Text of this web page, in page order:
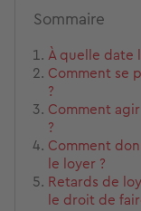
Sommaire
À quelle date
Comment se
?
Comment
?
Comment
le loyer ?
Retards de
le droit de